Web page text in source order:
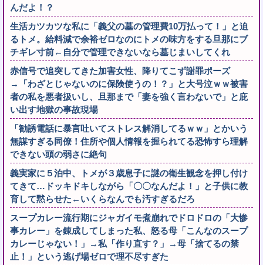
んだよ！？
生活カツカツな私に「義父の墓の管理費10万払って！」と迫
るトメ。給料減で余裕ゼロなのにトメの味方をする旦那にブ
チギレ寸前←自分で管理できないなら墓じまいしてくれ
赤信号で追突してきた加害女性、降りてこず謝罪ポーズ
→「わざとじゃないのに保険使うの！？」と大号泣ｗｗ被害
者の私を悪者扱いし、旦那まで「妻を強く言わないで」と庇
い出す地獄の事故現場
「勧誘電話に暴言吐いてストレス解消してるｗｗ」とかいう
無謀すぎる同僚！住所や個人情報を握られてる恐怖すら理解
できない頭の弱さに絶句
義実家に５泊中、トメが３歳息子に謎の衛生観念を押し付け
てきて…ドッキドキしながら「〇〇なんだよ！」と子供に教
育して黙らせた←いくらなんでも汚すぎるだろ
スープカレー流行期にジャガイモ煮崩れでドロドロの「大惨
事カレー」を錬成してしまった私、怒る母「こんなのスープ
カレーじゃない！」→私「作り直す？」→母「捨てるの禁
止！」という逃げ場ゼロで理不尽すぎた